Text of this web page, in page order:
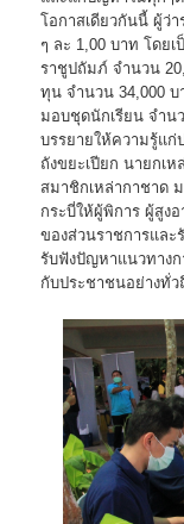
โอกาสเดียวกันนี้ ผู้ว่
ๆ ละ 1,00 บาท โดย
ราชูปถัมภ์ จำนวน
ทุน จำนวน 34,000
มอบชุดนักเรียน จำน
บรรยายให้ความรู้แก่
ถังขยะเปียก นายกเ
สมาชิกเหล่ากาชาด
กระบี่ให้ผู้พิการ ผู้สูง
ของส่วนราชการแล
รับฟังปัญหาแนวทาง
กับประชาชนอย่างทั่ว